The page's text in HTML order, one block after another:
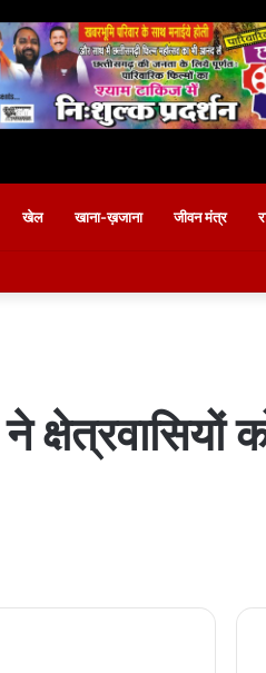
खेल खाना-ख़जाना जीवन मंत्र
क्षेत्रवासियों